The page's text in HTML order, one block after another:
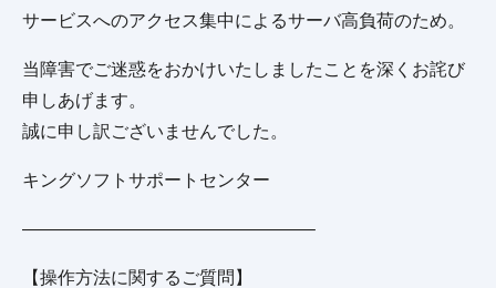
サービスへのアクセス集中によるサーバ高負荷のため。
当障害でご迷惑をおかけいたしましたことを深くお詫び
申しあげます。
誠に申し訳ございませんでした。
キングソフトサポートセンター
————————————————–
【操作方法に関するご質問】